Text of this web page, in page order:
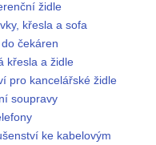
židle
křesla a sofa
čekáren
křesla a židle
pro kancelářské židle
soupravy
ke kabelovým